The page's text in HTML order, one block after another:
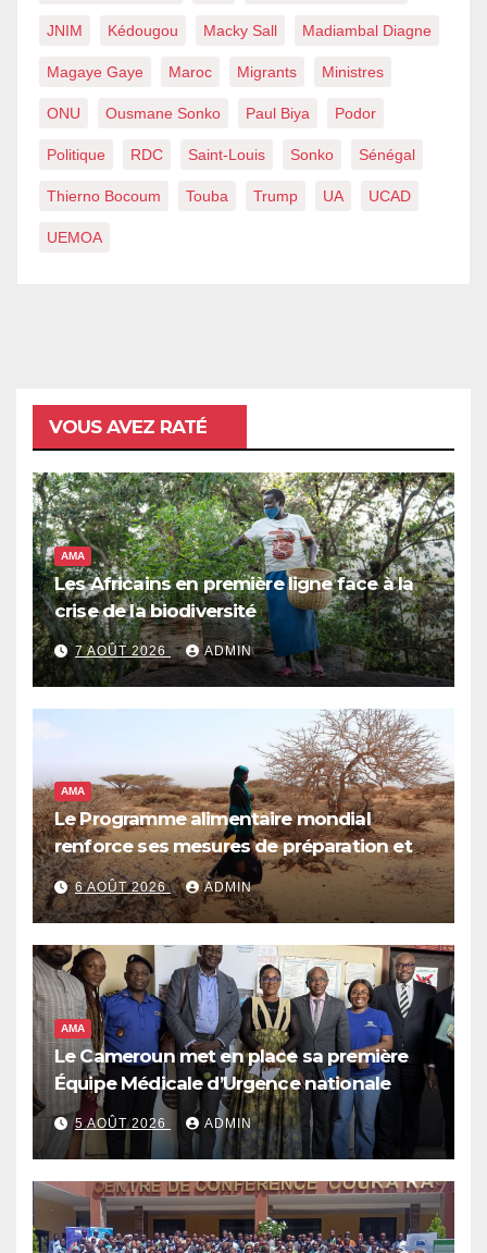
JNIM Kédougou Macky Sall Madiambal Diagne
Magaye Gaye Maroc Migrants Ministres
ONU Ousmane Sonko Paul Biya Podor
Politique RDC Saint-Louis Sonko Sénégal
Thierno Bocoum Touba Trump UA UCAD
UEMOA
VOUS AVEZ RATÉ
AMA
Les Africains en première ligne face à la
crise de la biodiversité
7 AOÛT 2026 ADMIN
AMA
Le Programme alimentaire mondial
renforce ses mesures de préparation et
de réponse face à la menace d’El Niño,
qui pourrait plonger des dizaines de
millions de personnes dans l’insécurité
alimentaire aiguë
6 AOÛT 2026 ADMIN
AMA
Le Cameroun met en place sa première
Équipe Médicale d’Urgence nationale
5 AOÛT 2026 ADMIN